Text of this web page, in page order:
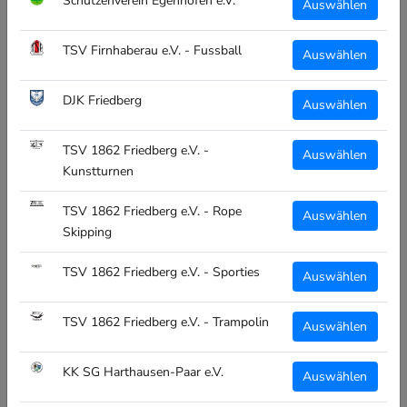
Auswählen
TSV Firnhaberau e.V. - Fussball Auswählen
DJK Friedberg Auswählen
TSV 1862 Friedberg e.V. -
Kunstturnen
Auswählen
TSV 1862 Friedberg e.V. - Rope
Skipping
Auswählen
TSV 1862 Friedberg e.V. - Sporties Auswählen
TSV 1862 Friedberg e.V. - Trampolin Auswählen
KK SG Harthausen-Paar e.V. Auswählen
Kinder:
IN DEN WARENKORB
JAKO ONE KAPUTZENJACKE
Die passende Freizeitjacke für vor, nach und während dem Sport.